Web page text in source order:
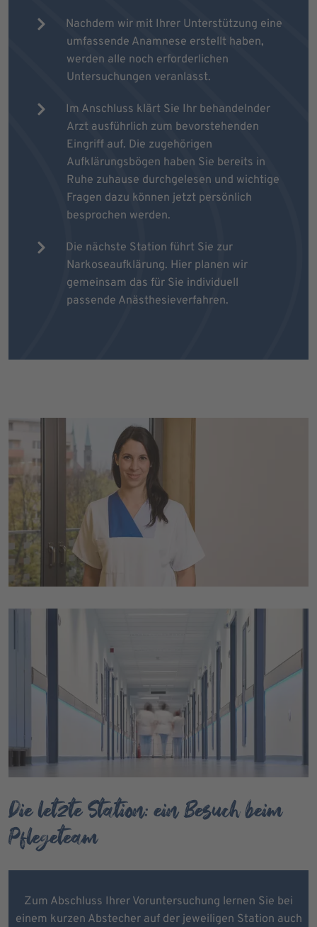
Nachdem wir mit Ihrer Unterstützung eine
umfassende Anamnese erstellt haben,
werden alle noch erforderlichen
Untersuchungen veranlasst.
Im Anschluss klärt Sie Ihr behandelnder
Arzt ausführlich zum bevorstehenden
Eingriff auf. Die zugehörigen
Aufklärungsbögen haben Sie bereits in
Ruhe zuhause durchgelesen und wichtige
Fragen dazu können jetzt persönlich
besprochen werden.
Die nächste Station führt Sie zur
Narkoseaufklärung. Hier planen wir
gemeinsam das für Sie individuell
passende Anästhesieverfahren.
Die letzte Station: ein Besuch beim
Pflegeteam
Zum Abschluss Ihrer Voruntersuchung lernen Sie bei
einem kurzen Abstecher auf der jeweiligen Station auch